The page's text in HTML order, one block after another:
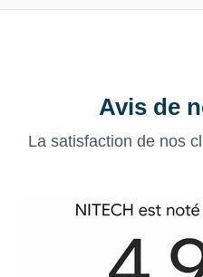
Avis de
La satisfaction de nos